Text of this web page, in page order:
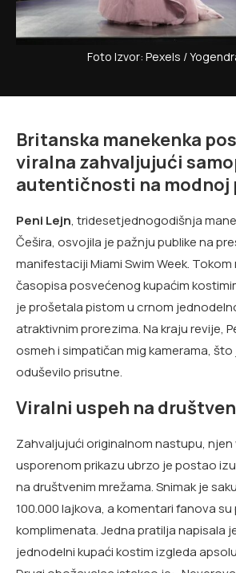
Foto Izvor: Pexels /
Britanska manekenka
viralna zahvaljujući
autentičnosti na modnoj
Peni Lejn, tridesetjednogodišnja
Češira, osvojila je pažnju publike na
manifestaciji Miami Swim Week.
časopisa posvećenog kupaćim
je prošetala pistom u crnom
atraktivnim prorezima. Na kraju revije,
osmeh i simpatičan mig kamerama,
oduševilo prisutne.
Viralni uspeh na
Zahvaljujući originalnom nastupu, njen
usporenom prikazu ubrzo je postao
na društvenim mrežama. Snimak je
100.000 lajkova, a komentari fanova su
komplimenata. Jedna pratilja napisala
jednodelni kupaći kostim izgleda